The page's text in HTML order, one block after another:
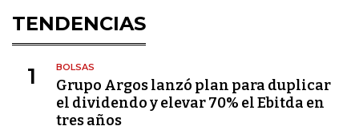
TENDENCIAS
1 BOLSAS
Grupo Argos lanzó plan para duplicar
el dividendo y elevar 70% el Ebitda en
tres años